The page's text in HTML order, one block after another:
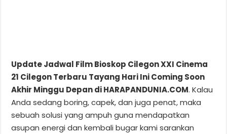
Update Jadwal Film Bioskop Cilegon XXI Cinema
21 Cilegon Terbaru Tayang Hari Ini Coming Soon
Akhir Minggu Depan di HARAPANDUNIA.COM. Kalau
Anda sedang boring, capek, dan juga penat, maka
sebuah solusi yang ampuh guna mendapatkan
asupan energi dan kembali bugar kami sarankan